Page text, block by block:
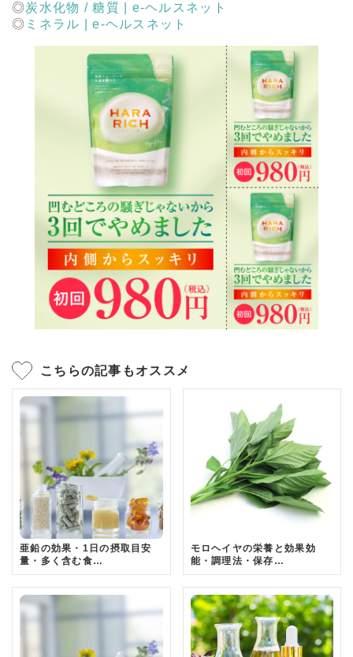
炭水化物 / 糖質 | e-ヘルスネット
ミネラル | e-ヘルスネット
こちらの記事もオススメ
亜鉛の効果・1日の摂取目安
量・多く含む食…
モロヘイヤの栄養と効果効
能・調理法・保存…